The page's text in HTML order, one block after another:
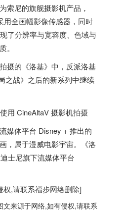
索尼的旗舰摄影机产品，
用全画幅影像传感器，同时
了分辨率与宽容度、色域与
。
摄的《洛基》中，反派洛基
之战》之后的新系列中继续
媒体平台 Disney + 推出的
，属于漫威电影宇宙。《洛
士尼旗下流媒体平台
权,请联系福步网络删除]
文来源于网络,如有侵权,请联系